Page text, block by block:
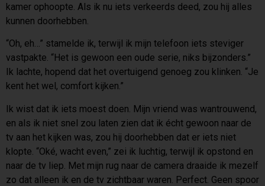
kamer ophoopte. Als ik nu iets verkeerds deed, zou hij alles
kunnen doorhebben.
“Oh, eh…” stamelde ik, terwijl ik mijn telefoon iets steviger
vastpakte. “Het is gewoon een oude serie, niks bijzonders.”
Ik lachte, hopend dat het overtuigend genoeg zou klinken. “Je
kent het wel, comfort kijken.”
Ik wist dat ik iets moest doen. Mijn vriend was wantrouwend,
en als ik niet snel zou laten zien dat ik écht gewoon naar de
tv aan het kijken was, zou hij doorhebben dat er iets niet
klopte. “Oké, wacht even,” zei ik luchtig, terwijl ik opstond en
naar de tv liep. Met mijn rug naar de camera draaide ik mezelf
zo dat alleen ik en de tv zichtbaar waren. Perfect. Geen spoor